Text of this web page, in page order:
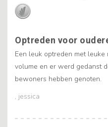
, jessica
Optreden voor
Een leuk optreden met leuke
volume en er werd gedanst
bewoners hebben genoten.